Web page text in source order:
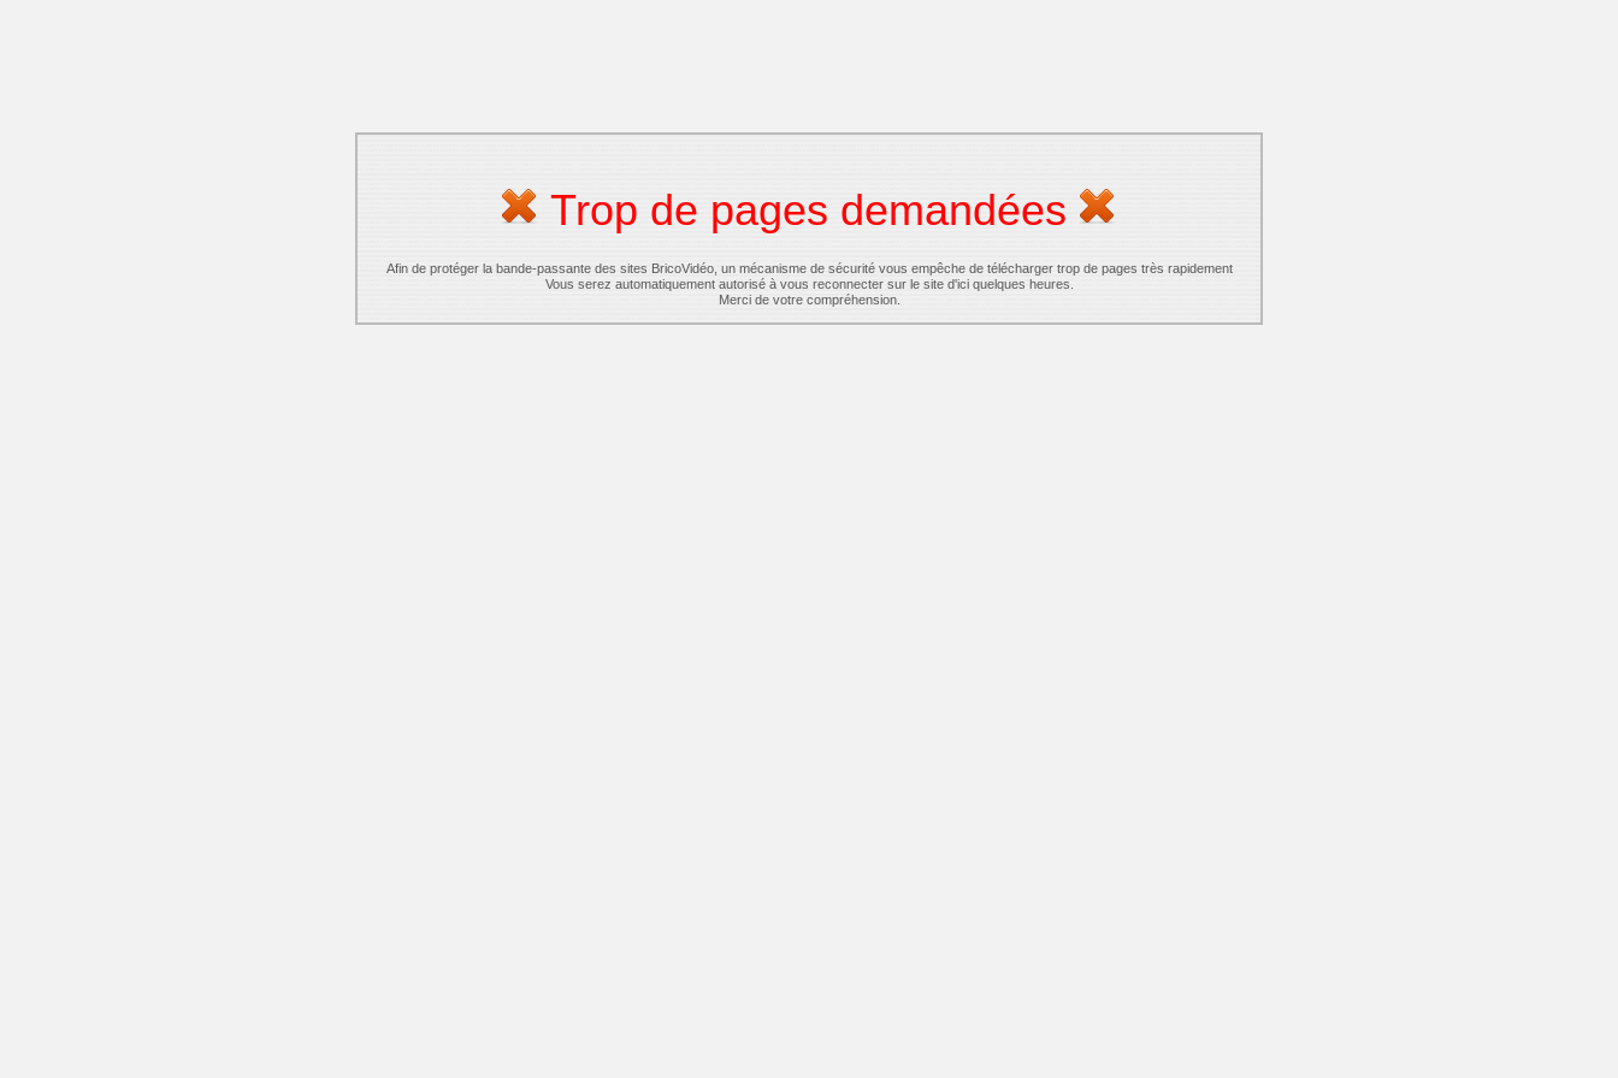
Trop de pages demandées
Afin de protéger la bande-passante des sites BricoVidéo, un mécanisme de sécurité vous empêche de télécharger trop de pages très rapidement
Vous serez automatiquement autorisé à vous reconnecter sur le site d'ici quelques heures.
Merci de votre compréhension.